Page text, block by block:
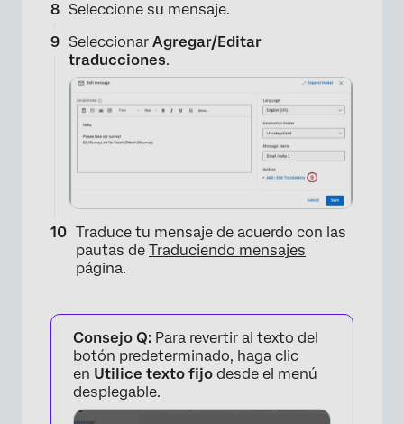
×
×
Seleccione su mensaje.
Seleccionar Agregar/Editar
traducciones.
Traduce tu mensaje de acuerdo con las
pautas de Traduciendo mensajes
página.
Consejo Q: Para revertir al texto del
botón predeterminado, haga clic
en Utilice texto fijo desde el menú
desplegable.